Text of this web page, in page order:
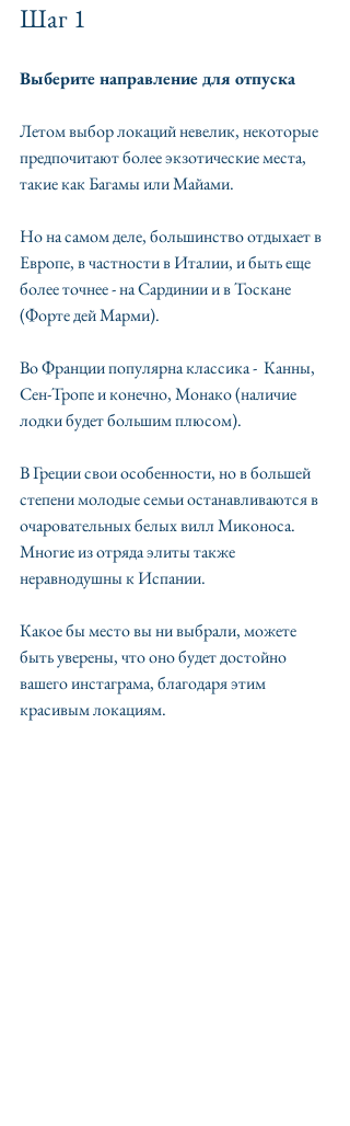
Шаг 1
Выберите направление для отпуска
Летом выбор локаций невелик, некоторые
предпочитают более экзотические места,
такие как Багамы или Майами.
Но на самом деле, большинство отдыхает в
Европе, в частности в Италии, и быть еще
более точнее - на Сардинии и в Тоскане
(Форте дей Марми).
Во Франции популярна классика -  Канны,
Сен-Тропе и конечно, Монако (наличие
лодки будет большим плюсом).
В Греции свои особенности, но в большей
степени молодые семьи останавливаются в
очаровательных белых вилл Миконоса.
Многие из отряда элиты также
неравнодушны к Испании.
Какое бы место вы ни выбрали, можете
быть уверены, что оно будет достойно
вашего инстаграма, благодаря этим
красивым локациям.